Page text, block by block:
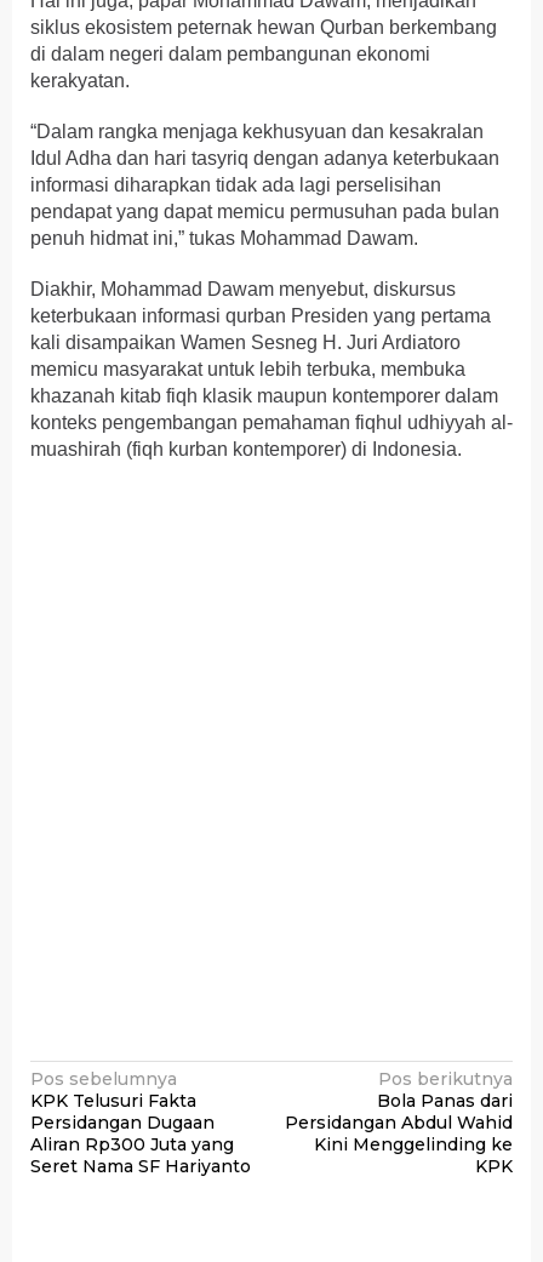
siklus ekosistem peternak hewan Qurban berkembang
di dalam negeri dalam pembangunan ekonomi
kerakyatan.
“Dalam rangka menjaga kekhusyuan dan kesakralan
Idul Adha dan hari tasyriq dengan adanya keterbukaan
informasi diharapkan tidak ada lagi perselisihan
pendapat yang dapat memicu permusuhan pada bulan
penuh hidmat ini,” tukas Mohammad Dawam.
Diakhir, Mohammad Dawam menyebut, diskursus
keterbukaan informasi qurban Presiden yang pertama
kali disampaikan Wamen Sesneg H. Juri Ardiatoro
memicu masyarakat untuk lebih terbuka, membuka
khazanah kitab fiqh klasik maupun kontemporer dalam
konteks pengembangan pemahaman fiqhul udhiyyah al-
muashirah (fiqh kurban kontemporer) di Indonesia.
Navigasi
pos
Pos sebelumnya
KPK Telusuri Fakta
Persidangan Dugaan
Aliran Rp300 Juta yang
Seret Nama SF Hariyanto
Pos berikutnya
Bola Panas dari
Persidangan Abdul Wahid
Kini Menggelinding ke
KPK